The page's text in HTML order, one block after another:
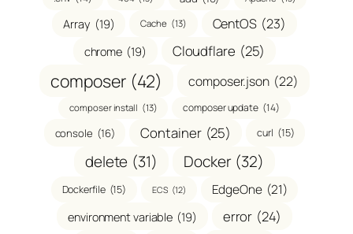
Array (19) Cache (13) CentOS (23)
chrome (19) Cloudflare (25)
composer (42) composer.json (22)
composer install (13) composer update (14)
console (16) Container (25) curl (15)
delete (31) Docker (32)
Dockerfile (15) ECS (12) EdgeOne (21)
environment variable (19) error (24)